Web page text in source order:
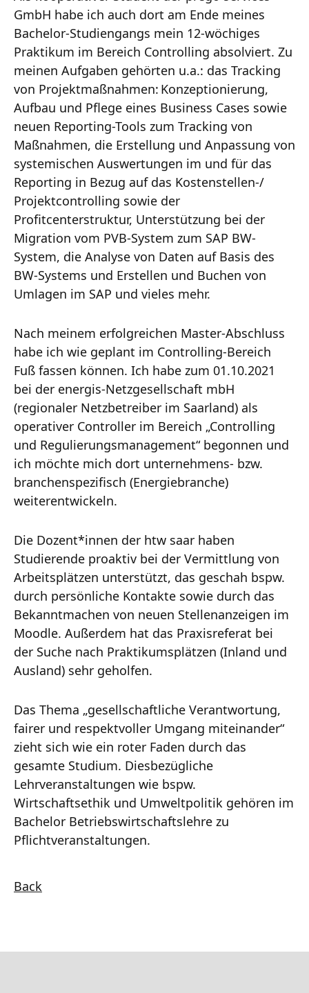
GmbH habe ich auch dort am Ende meines
Bachelor-Studiengangs mein 12-wöchiges
Praktikum im Bereich Controlling absolviert. Zu
meinen Aufgaben gehörten u.a.: das Tracking
von Projektmaßnahmen: Konzeptionierung,
Aufbau und Pflege eines Business Cases sowie
neuen Reporting-Tools zum Tracking von
Maßnahmen, die Erstellung und Anpassung von
systemischen Auswertungen im und für das
Reporting in Bezug auf das Kostenstellen-/
Projektcontrolling sowie der
Profitcenterstruktur, Unterstützung bei der
Migration vom PVB-System zum SAP BW-
System, die Analyse von Daten auf Basis des
BW-Systems und Erstellen und Buchen von
Umlagen im SAP und vieles mehr.
Nach meinem erfolgreichen Master-Abschluss
habe ich wie geplant im Controlling-Bereich
Fuß fassen können. Ich habe zum 01.10.2021
bei der energis-Netzgesellschaft mbH
(regionaler Netzbetreiber im Saarland) als
operativer Controller im Bereich „Controlling
und Regulierungsmanagement“ begonnen und
ich möchte mich dort unternehmens- bzw.
branchenspezifisch (Energiebranche)
weiterentwickeln.
Die Dozent*innen der htw saar haben
Studierende proaktiv bei der Vermittlung von
Arbeitsplätzen unterstützt, das geschah bspw.
durch persönliche Kontakte sowie durch das
Bekanntmachen von neuen Stellenanzeigen im
Moodle. Außerdem hat das Praxisreferat bei
der Suche nach Praktikumsplätzen (Inland und
Ausland) sehr geholfen.
Das Thema „gesellschaftliche Verantwortung,
fairer und respektvoller Umgang miteinander“
zieht sich wie ein roter Faden durch das
gesamte Studium. Diesbezügliche
Lehrveranstaltungen wie bspw.
Wirtschaftsethik und Umweltpolitik gehören im
Bachelor Betriebswirtschaftslehre zu
Pflichtveranstaltungen.
Back